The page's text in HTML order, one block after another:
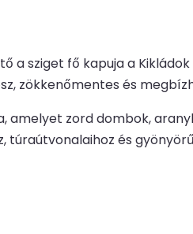
a sziget fő kapuja a
zökkenőmentes és
amelyet zord dombok,
túraútvonalaihoz és